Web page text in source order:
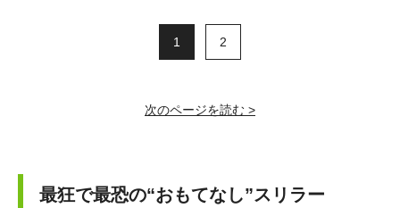
1 2
次のページを読む >
最狂で最恐の“おもてなし”スリラー